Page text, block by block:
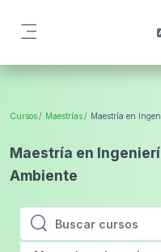
Cursos Maestrías Maestría en
Maestría en
Ambiente
Buscar cursos
Buscar cursos